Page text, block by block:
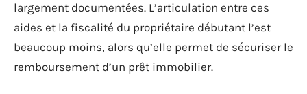
largement documentées. L’articulation entre ces
aides et la fiscalité du propriétaire débutant l’est
beaucoup moins, alors qu’elle permet de sécuriser le
remboursement d’un prêt immobilier.